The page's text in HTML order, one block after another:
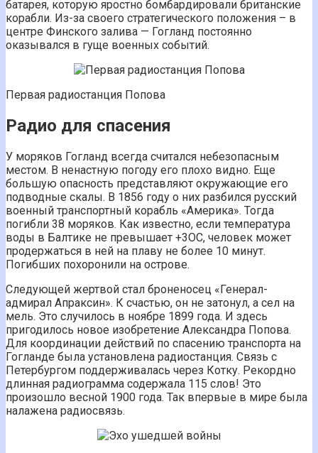
батарея, которую яростно бомбардировали британские
корабли. Из-за своего стратегического положения – в
центре Финского залива — Гогланд постоянно
оказывался в гуще военных событий.
Первая радиостанция Попова
Радио для спасения
У моряков Гогланд всегда считался небезопасным
местом. В ненастную погоду его плохо видно. Еще
большую опасность представляют окружающие его
подводные скалы. В 1856 году о них разбился русский
военный транспортный корабль «Америка». Тогда
погибли 38 моряков. Как известно, если температура
воды в Балтике не превышает +3ОС, человек может
продержаться в ней на плаву не более 10 минут.
Погибших похоронили на острове.
Следующей жертвой стал броненосец «Генерал-
адмирал Апраксин». К счастью, он не затонул, а сел на
мель. Это случилось в ноябре 1899 года. И здесь
пригодилось новое изобретение Александра Попова.
Для координации действий по спасению транспорта на
Гогланде была установлена радиостанция. Связь с
Петербургом поддерживалась через Котку. Рекордно
длинная радиограмма содержала 115 слов! Это
произошло весной 1900 года. Так впервые в мире была
налажена радиосвязь.